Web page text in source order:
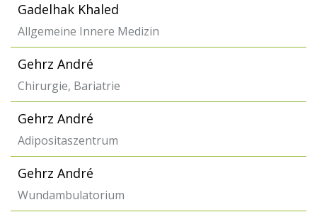
Gadelhak Khaled
Allgemeine Innere Medizin
Gehrz André
Chirurgie, Bariatrie
Gehrz André
Adipositaszentrum
Gehrz André
Wundambulatorium